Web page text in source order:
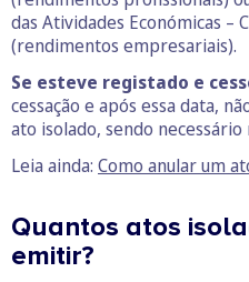
das Atividades Económicas –
(rendimentos empresariais).
Se esteve registado e
cessação e após essa data,
ato isolado, sendo
Leia ainda: Como anular um
Quantos atos
emitir?